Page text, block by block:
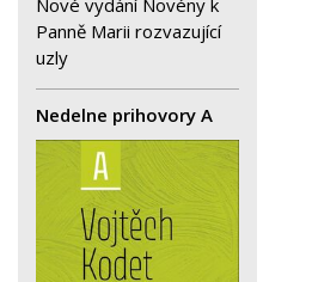
Nové vydání Novény k
Panně Marii rozvazující
uzly
Nedelne prihovory A